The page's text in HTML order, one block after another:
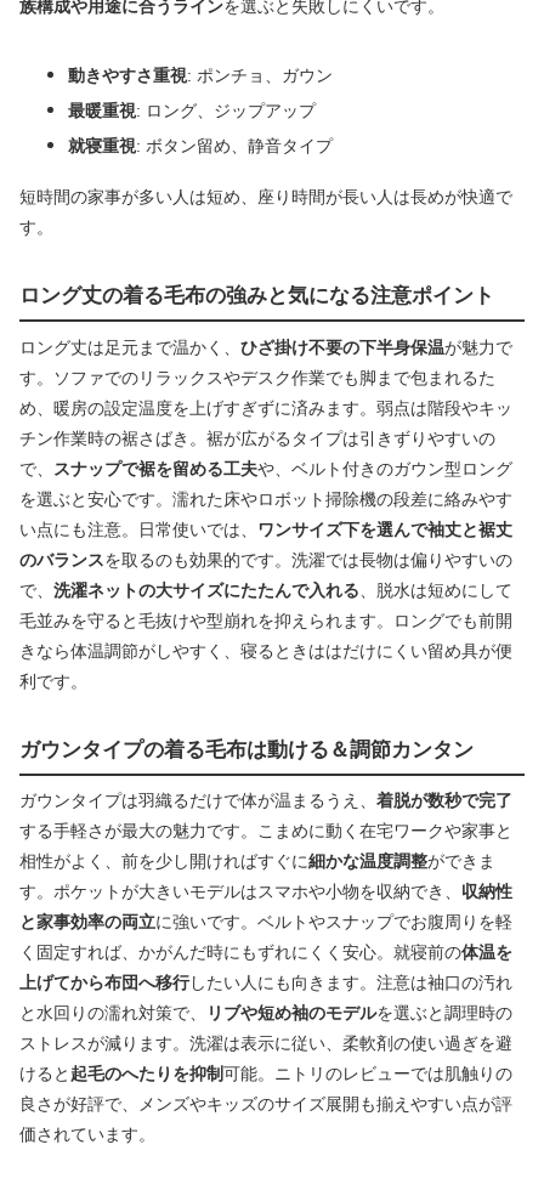
族構成や用途に合うラインを選ぶと失敗しにくいです。
動きやすさ重視: ポンチョ、ガウン
最暖重視: ロング、ジップアップ
就寝重視: ボタン留め、静音タイプ
短時間の家事が多い人は短め、座り時間が長い人は長めが快適で
す。
ロング丈の着る毛布の強みと気になる注意ポイント
ロング丈は足元まで温かく、 ひざ掛け不要の下半身保温が魅力で
す。ソファでのリラックスやデスク作業でも脚まで包まれるた
め、暖房の設定温度を上げすぎずに済みます。弱点は階段やキッ
チン作業時の裾さばき。裾が広がるタイプは引きずりやすいの
で、
スナップで裾を留める工夫や、ベルト付きのガウン型ロング
を選ぶと安心です。濡れた床やロボット掃除機の段差に絡みやす
い点にも注意。日常使いでは、
ワンサイズ下を選んで袖丈と裾丈
のバランスを取るのも効果的です。洗濯では長物は偏りやすいの
で、 洗濯ネットの大サイズにたたんで入れる 、脱水は短めにして
毛並みを守ると毛抜けや型崩れを抑えられます。ロングでも前開
きなら体温調節がしやすく、寝るときははだけにくい留め具が便
利です。
ガウンタイプの着る毛布は動ける＆調節カンタン
ガウンタイプは羽織るだけで体が温まるうえ、 着脱が数秒で完了
する手軽さが最大の魅力です。こまめに動く在宅ワークや家事と
相性がよく、前を少し開ければすぐに細かな温度調整ができま
す。ポケットが大きいモデルはスマホや小物を収納でき、 収納性
と家事効率の両立に強いです。ベルトやスナップでお腹周りを軽
く固定すれば、かがんだ時にもずれにくく安心。就寝前の体温を
上げてから布団へ移行したい人にも向きます。注意は袖口の汚れ
と水回りの濡れ対策で、
リブや短め袖のモデルを選ぶと調理時の
ストレスが減ります。洗濯は表示に従い、柔軟剤の使い過ぎを避
けると 起毛のへたりを抑制可能。ニトリのレビューでは肌触りの
良さが好評で、メンズやキッズのサイズ展開も揃えやすい点が評
価されています。